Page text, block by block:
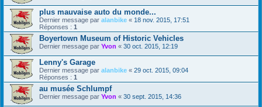
plus mauvaise auto du monde...
Dernier message par alanbike « 18 nov. 2015, 17:51
Réponses : 1
Boyertown Museum of Historic Vehicles
Dernier message par Yvon « 30 oct. 2015, 12:19
Lenny's Garage
Dernier message par alanbike « 29 oct. 2015, 09:04
Réponses : 1
au musée Schlumpf
Dernier message par Yvon « 30 sept. 2015, 14:36